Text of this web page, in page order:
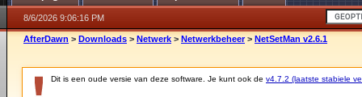
8/6/2026 9:06:16 PM
AfterDawn > Downloads > Netwerk > Netwerkbeheer > NetSetMan v2.6.1
Dit is een oude versie van deze software. Je kunt ook de v4.7.2 (laatste stabiele